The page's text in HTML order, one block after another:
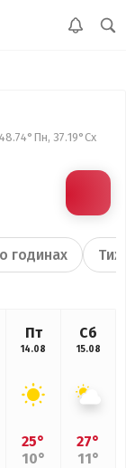
37.19°Сх
годинах
Пт
14.08
25°
10°
Сб
15.08
27°
11°